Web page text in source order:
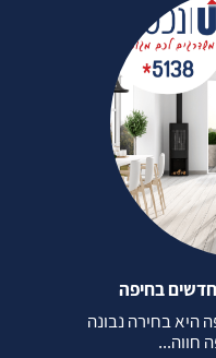
חדשים בחיפה
בחירה נבונה
חווה...